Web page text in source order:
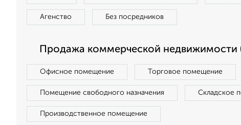
Агенство Без посредников
Продажа коммерческой недвижимости
Офисное помещение Торговое помещение
Помещение свободного назначения Складское
Производственное помещение